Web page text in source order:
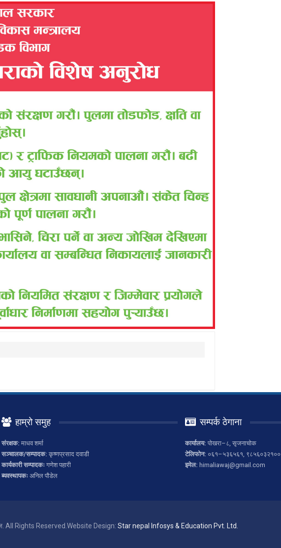
हाम्रो समुह
संरक्षक: माधव शर्मा
सञ्चालक/सम्पादक: कृष्णप्रसाद दवाडी
कार्यकारी सम्पादकःगणेश पहारी
ब्यवस्थापकःअनिल पौडेल
सम्पर्क ठेगाना
कार्यालय: पोखरा–८, सृजनाचोक
टेलिफोन: ०६१–५३६५६१, ९८५६०३२१००
इमेल: himaliawaj@gmail.com
All Rights Reserved.Website Design: Star nepal Infosys & Education Pvt. Ltd.